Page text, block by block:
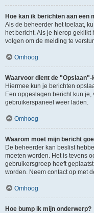
Hoe kan ik berichten aan een
Als de beheerder het toelaat,
het bericht. Als je hierop
volgen om de melding te
Omhoog
Waarvoor dient de
Hiermee kun je berichten
Een opgeslagen bericht kun
gebruikerspaneel weer laden.
Omhoog
Waarom moet mijn bericht
De beheerder kan beslist
moeten worden. Het is tevens
gebruikersgroep heeft
worden. Neem contact op met
Omhoog
Hoe bump ik mijn onderwerp?